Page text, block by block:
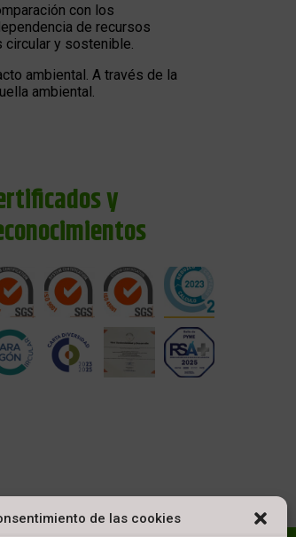
de las cookies
con los
de recursos
circular y sostenible.
ambiental. A través de la
ambiental.
y